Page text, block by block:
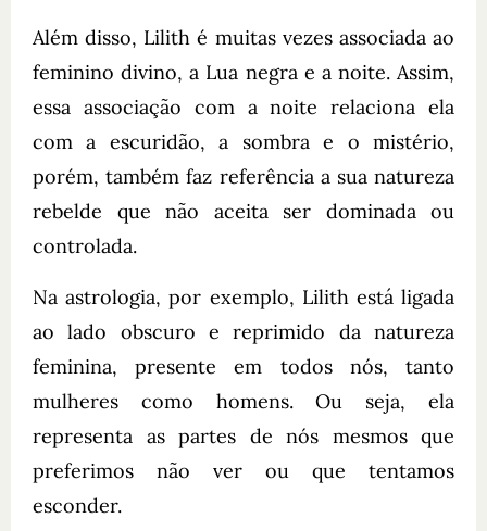
Além disso, Lilith é muitas vezes associada ao
feminino divino, a Lua negra e a noite. Assim,
essa associação com a noite relaciona ela
com a escuridão, a sombra e o mistério,
porém, também faz referência a sua natureza
rebelde que não aceita ser dominada ou
controlada.
Na astrologia, por exemplo, Lilith está ligada
ao lado obscuro e reprimido da natureza
feminina, presente em todos nós, tanto
mulheres como homens. Ou seja, ela
representa as partes de nós mesmos que
preferimos não ver ou que tentamos
esconder.